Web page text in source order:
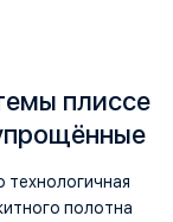
плиссе
технологичная
полотна